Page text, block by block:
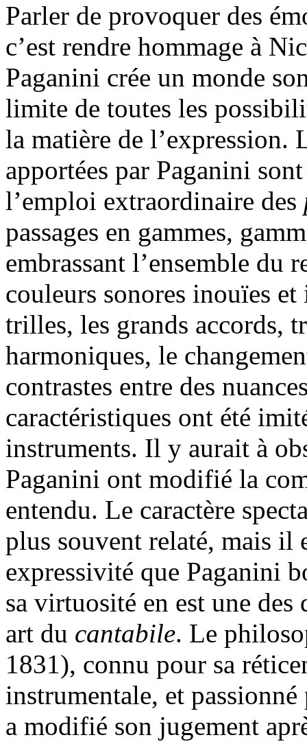
Parler de provoquer des
c’est rendre hommage à
Paganini crée un monde
limite de toutes les
la matière de l’expression.
apportées par Paganini
l’emploi extraordinaire des
passages en gammes,
embrassant l’ensemble du
couleurs sonores inouïes
trilles, les grands accords,
harmoniques, le
contrastes entre des
caractéristiques ont été
instruments. Il y aurait à
Paganini ont modifié la
entendu. Le caractère
plus souvent relaté, mais il
expressivité que Paganini
sa virtuosité en est une des
art du cantabile. Le
1831), connu pour sa
instrumentale, et
a modifié son jugement